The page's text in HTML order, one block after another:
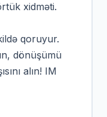
xidməti.
qoruyur.
dönüşümü
alın! IM